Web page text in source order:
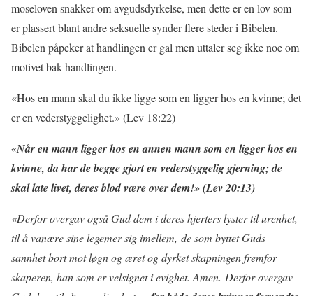
moseloven snakker om avgudsdyrkelse, men dette er en lov som
er plassert blant andre seksuelle synder flere steder i Bibelen.
Bibelen påpeker at handlingen er gal men uttaler seg ikke noe om
motivet bak handlingen.
«Hos en mann skal du ikke ligge som en ligger hos en kvinne; det
er en vederstyggelighet.» (Lev 18:22)
«Når en mann ligger hos en annen mann som en ligger hos en
kvinne, da har de begge gjort en vederstyggelig gjerning; de
skal late livet, deres blod være over dem!» (Lev 20:13)
«Derfor overgav også Gud dem i deres hjerters lyster til urenhet,
til å vanære sine legemer sig imellem, de som byttet Guds
sannhet bort mot løgn og æret og dyrket skapningen fremfor
skaperen, han som er velsignet i evighet. Amen. Derfor overgav